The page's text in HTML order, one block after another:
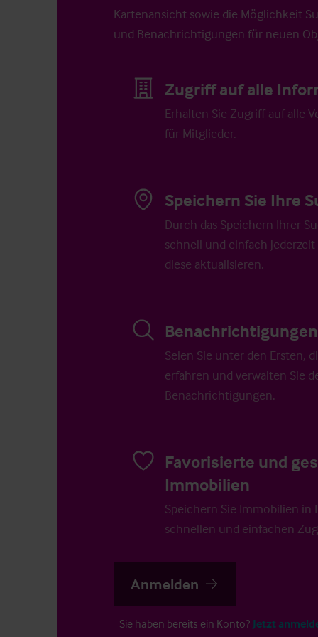
Kartenansicht sowie die Möglichkeit
und Benachrichtigungen für neuen
Zugriff auf alle
Erhalten Sie Zugriff auf alle
für Mitglieder.
Speichern Sie Ihre
Durch das Speichern Ihrer
schnell und einfach
diese aktualisieren.
Seien Sie unter den Ersten,
erfahren und verwalten Sie
Benachrichtigungen.
Favorisierte und
Immobilien
Speichern Sie Immobilien in
schnellen und einfachen
Anmelden
Sie haben bereits ein Konto? Jetzt